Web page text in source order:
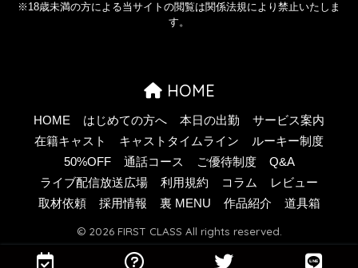
※18歳未満の方による当サイトの閲覧は関係法規により禁止いたしま
す。
HOME
HOME はじめての方へ 本日の出勤
サービス案内
在籍キャスト
キャストタイムライン
ルーキー制度
50%OFF
通話コース ご優待制度
Q&A
ライブ配信放送広場
利用規約 コラム
レビュー
取材依頼
採用情報 裏 MENU 作品紹介 道具箱
© 2026 FIRST CLASS All rights reserved.